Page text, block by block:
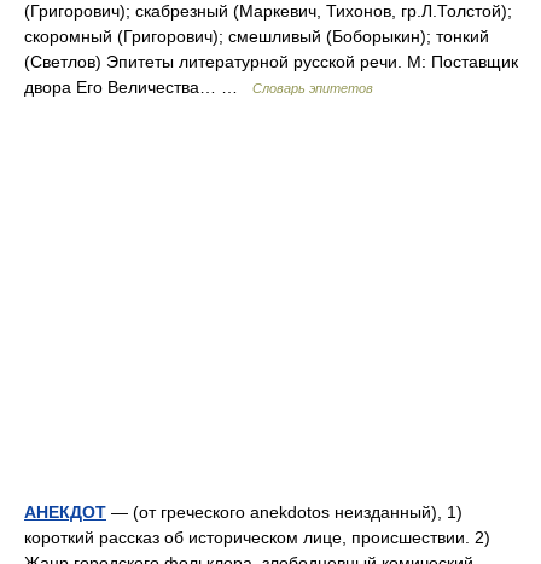
(Григорович); скабрезный (Маркевич, Тихонов, гр.Л.Толстой);
скоромный (Григорович); смешливый (Боборыкин); тонкий
(Светлов) Эпитеты литературной русской речи. М: Поставщик
двора Его Величества… …
Словарь эпитетов
АНЕКДОТ — (от греческого anekdotos неизданный), 1)
короткий рассказ об историческом лице, происшествии. 2)